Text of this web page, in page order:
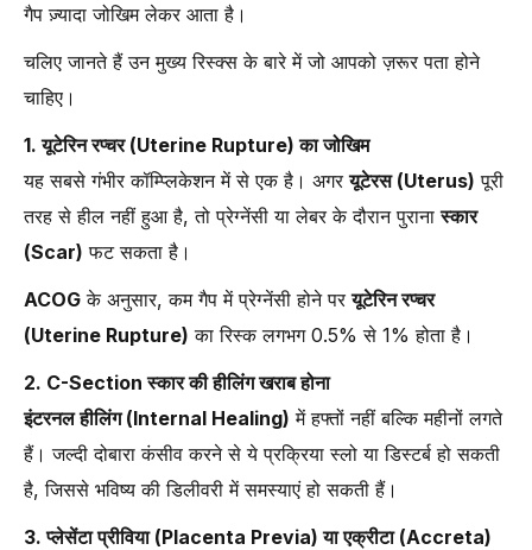
गैप ज़्यादा जोखिम लेकर आता है।
चलिए जानते हैं उन मुख्य रिस्क्स के बारे में जो आपको ज़रूर पता होने
चाहिए।
1. यूटेरिन रप्चर (Uterine Rupture) का जोखिम
यह सबसे गंभीर कॉम्प्लिकेशन में से एक है। अगरयूटेरस (Uterus) पूरी
तरह से हील नहीं हुआ है, तो प्रेग्नेंसी या लेबर के दौरान पुरानास्कार
(Scar) फट सकता है।
ACOG के अनुसार, कम गैप में प्रेग्नेंसी होने परयूटेरिन रप्चर
(Uterine Rupture) का रिस्क लगभग 0.5% से 1% होता है।
2. C-Section स्कार की हीलिंग खराब होना
इंटरनल हीलिंग (Internal Healing) में हफ्तों नहीं बल्कि महीनों लगते
हैं। जल्दी दोबारा कंसीव करने से ये प्रक्रिया स्लो या डिस्टर्ब हो सकती
है, जिससे भविष्य की डिलीवरी में समस्याएं हो सकती हैं।
3. प्लेसेंटा प्रीविया (Placenta Previa) या एक्रीटा (Accreta)